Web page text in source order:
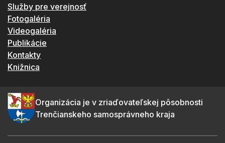
Služby pre verejnosť
Fotogaléria
Videogaléria
Publikácie
Kontakty
Knižnica
Organizácia je v zriaďovateľskej pôsobnosti
Trenčianskeho samosprávneho kraja